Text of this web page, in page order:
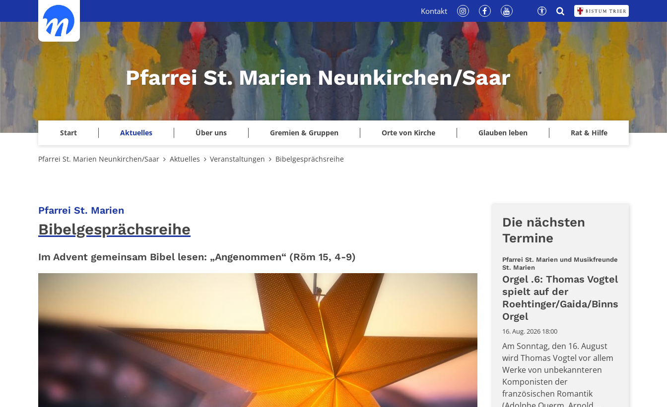
Zum Inhalt springen
Pfarrei St. Marien Neunkirchen/Saar
Start Aktuelles Über uns Gremien & Gruppen Orte von Kirche Glauben leben Rat & Hilfe
Kontakt
Pfarrei St. Marien Neunkirchen/Saar Aktuelles Veranstaltungen Bibelgesprächsreihe
Pfarrei St. Marien
Bibelgesprächsreihe
Im Advent gemeinsam Bibel lesen: „Angenommen“ (Röm 15, 4-9)
Die nächsten
Termine
Pfarrei St. Marien und Musikfreunde
St. Marien:
Orgel .6: Thomas Vogtel
spielt auf der
Roehtinger/Gaida/Binns
Orgel
16. Aug. 2026 18:00
Am Sonntag, den 16. August
wird Thomas Vogtel vor allem
Werke von unbekannteren
Komponisten der
französischen Romantik